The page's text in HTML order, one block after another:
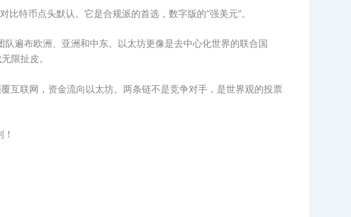
特币点头默认。它是合规派的首选，数字版的“强美元”。
遍布欧洲、亚洲和中东。以太坊更像是去中心化世界的联合国
限扯皮。
互联网，资金流向以太坊。两条链不是竞争对手，是世界观的投票